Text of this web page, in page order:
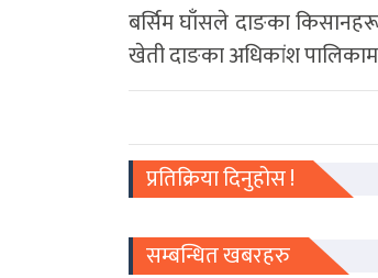
बर्सिम घाँसले दाङका
खेती दाङका अधिकांश
प्रतिक्रिया दिनुहोस !
सम्बन्धित खबरहरु